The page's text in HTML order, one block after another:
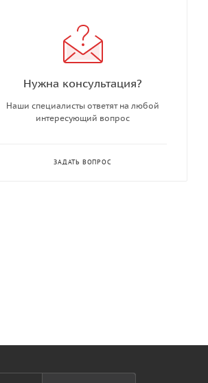
Нужна консультация?
Наши специалисты ответят на любой
интересующий вопрос
ЗАДАТЬ ВОПРОС